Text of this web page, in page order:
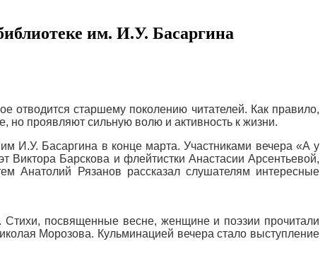
им. И.У. Басаргина
старшему поколению читателей. Как правило,
но проявляют сильную волю и активность к жизни.
И.У. Басаргина в конце марта. Участниками вечера «А у
Виктора Барскова и флейтистки Анастасии Арсентьевой,
Анатолий Рязанов рассказал слушателям интересные
посвященные весне, женщине и поэзии прочитали
Морозова. Кульминацией вечера стало выступление